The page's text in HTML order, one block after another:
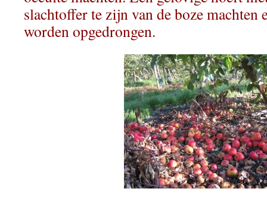
slachtoffer te zijn van de boze machten
worden opgedrongen.